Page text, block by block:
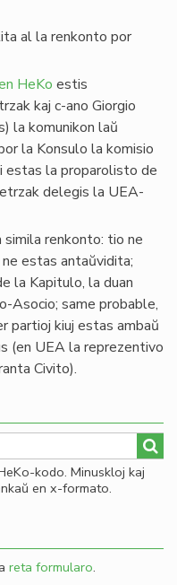
al la renkonto por
HeKo estis
kaj c-ano Giorgio
la komunikon laŭ
la Konsulo la komisio
estas la proparolisto de
delegis la UEA-
renkonto: tio ne
estas antaŭvidita;
la Kapitulo, la duan
Asocio; same probable,
partioj kiuj estas ambaŭ
(en UEA la reprezentivo
Civito).
kodo. Minuskloj kaj
en x-formato.
reta formularo.